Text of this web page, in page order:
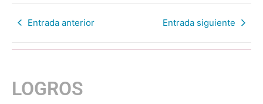
Entrada anterior Entrada siguiente
LOGROS